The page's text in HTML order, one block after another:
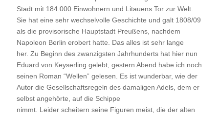
Stadt mit 184.000 Einwohnern und Litauens Tor zur Welt.
Sie hat eine sehr wechselvolle Geschichte und galt 1808/09
als die provisorische Hauptstadt Preußens, nachdem
Napoleon Berlin erobert hatte. Das alles ist sehr lange
her. Zu Beginn des zwanzigsten Jahrhunderts hat hier nun
Eduard von Keyserling gelebt, gestern Abend habe ich noch
seinen Roman “Wellen” gelesen. Es ist wunderbar, wie der
Autor die Gesellschaftsregeln des damaligen Adels, dem er
selbst angehörte, auf die Schippe
nimmt. Leider scheitern seine Figuren meist, die der alten